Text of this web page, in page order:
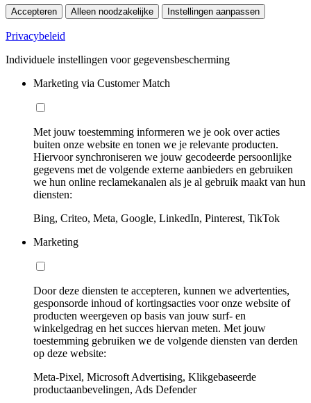
Accepteren Alleen noodzakelijke Instellingen aanpassen
Privacybeleid
Individuele instellingen voor gegevensbescherming
Marketing via Customer Match
Met jouw toestemming informeren we je ook over acties
buiten onze website en tonen we je relevante producten.
Hiervoor synchroniseren we jouw gecodeerde persoonlijke
gegevens met de volgende externe aanbieders en gebruiken
we hun online reclamekanalen als je al gebruik maakt van hun
diensten:
Bing, Criteo, Meta, Google, LinkedIn, Pinterest, TikTok
Marketing
Door deze diensten te accepteren, kunnen we advertenties,
gesponsorde inhoud of kortingsacties voor onze website of
producten weergeven op basis van jouw surf- en
winkelgedrag en het succes hiervan meten. Met jouw
toestemming gebruiken we de volgende diensten van derden
op deze website:
Meta-Pixel, Microsoft Advertising, Klikgebaseerde
productaanbevelingen, Ads Defender